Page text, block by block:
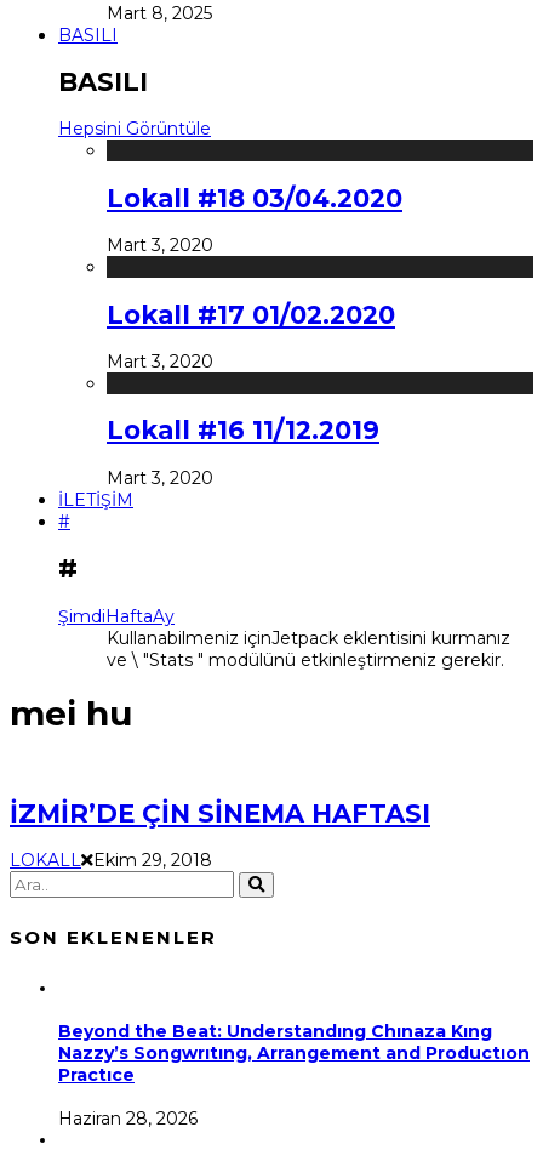
Mart 8, 2025
BASILI
BASILI
Hepsini Görüntüle
Lokall #18 03/04.2020
Mart 3, 2020
Lokall #17 01/02.2020
Mart 3, 2020
Lokall #16 11/12.2019
Mart 3, 2020
İLETİŞİM
#
#
ŞimdiHaftaAy
Kullanabilmeniz içinJetpack eklentisini kurmanız
ve \ "Stats " modülünü etkinleştirmeniz gerekir.
mei hu
İZMİR’DE ÇİN SİNEMA HAFTASI
LOKALL Ekim 29, 2018
SON EKLENENLER
Beyond the Beat: Understandıng Chınaza Kıng
Nazzy’s Songwrıtıng, Arrangement and Productıon
Practıce
Haziran 28, 2026